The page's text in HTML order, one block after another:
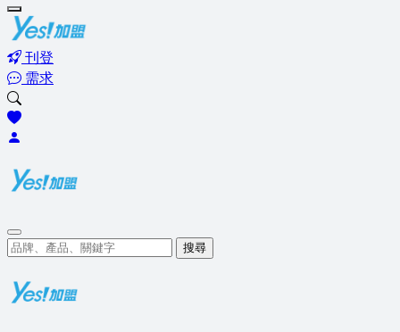
刊登
需求
搜尋